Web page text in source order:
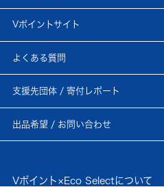
Vポイントサイト
よくある質問
支援先団体 / 寄付レポート
出品希望 / お問い合わせ
Vポイント×Eco Selectについて